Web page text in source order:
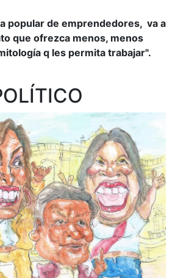
popular de emprendedores, va a
que ofrezca menos, menos
q les permita trabajar".